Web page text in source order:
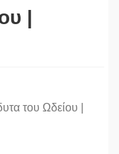
|
του Ωδείου |